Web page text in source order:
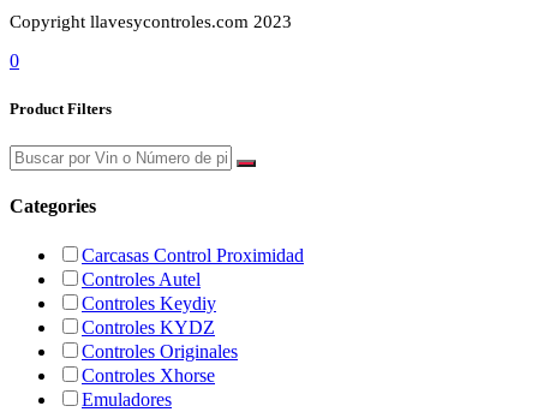
Copyright llavesycontroles.com 2023
0
Product Filters
Categories
Carcasas Control Proximidad
Controles Autel
Controles Keydiy
Controles KYDZ
Controles Originales
Controles Xhorse
Emuladores